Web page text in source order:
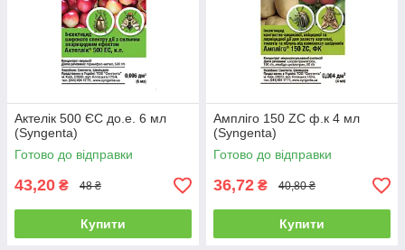
Актелік 500 ЄС до.е. 6 мл
(Syngenta)
Готово до відправки
43,20 ₴ 48 ₴
Купити
Ампліго 150 ZC ф.к 4 мл
(Syngenta)
Готово до відправки
36,72 ₴ 40,80 ₴
Купити